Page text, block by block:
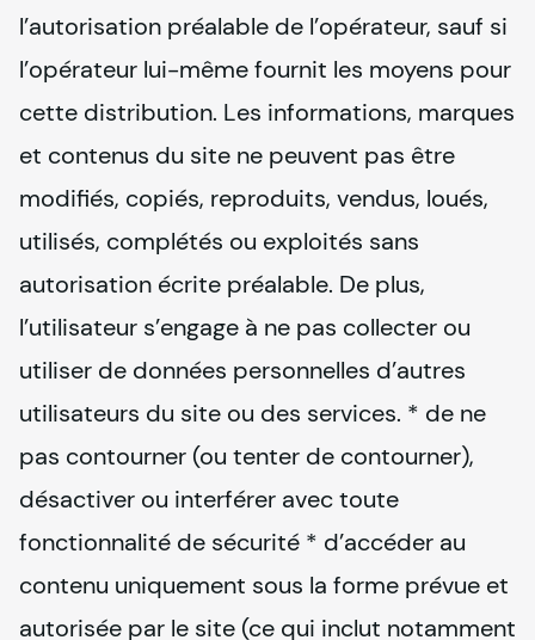
l’autorisation préalable de l’opérateur, sauf si
l’opérateur lui-même fournit les moyens pour
cette distribution. Les informations, marques
et contenus du site ne peuvent pas être
modifiés, copiés, reproduits, vendus, loués,
utilisés, complétés ou exploités sans
autorisation écrite préalable. De plus,
l’utilisateur s’engage à ne pas collecter ou
utiliser de données personnelles d’autres
utilisateurs du site ou des services. * de ne
pas contourner (ou tenter de contourner),
désactiver ou interférer avec toute
fonctionnalité de sécurité * d’accéder au
contenu uniquement sous la forme prévue et
autorisée par le site (ce qui inclut notamment